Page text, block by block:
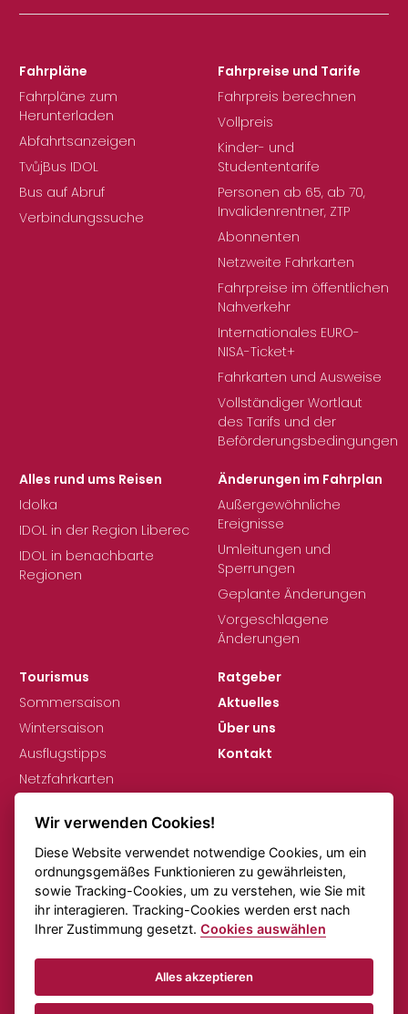
Fahrpläne
Fahrpläne zum
Herunterladen
Abfahrtsanzeigen
TvůjBus IDOL
Bus auf Abruf
Verbindungssuche
Fahrpreise und Tarife
Fahrpreis berechnen
Vollpreis
Kinder- und
Studententarife
Personen ab 65, ab 70,
Invalidenrentner, ZTP
Abonnenten
Netzweite Fahrkarten
Fahrpreise im öffentlichen
Nahverkehr
Internationales EURO-
NISA-Ticket+
Fahrkarten und Ausweise
Vollständiger Wortlaut
des Tarifs und der
Beförderungsbedingungen
Alles rund ums Reisen
Idolka
IDOL in der Region Liberec
IDOL in benachbarte
Regionen
Änderungen im Fahrplan
Außergewöhnliche
Ereignisse
Umleitungen und
Sperrungen
Geplante Änderungen
Vorgeschlagene
Änderungen
Tourismus
Sommersaison
Wintersaison
Ausflugstipps
Netzfahrkarten
Ratgeber
Aktuelles
Über uns
Kontakt
DSGVO
Cookie-Einstellungen
Anmerkungen zu den Fahrplänen
Online-Verkehr
© KORID LK, spol. s r.o., Alle Rechte vorbehalten.
Wir verwenden Cookies!
Diese Website verwendet notwendige Cookies, um ein
ordnungsgemäßes Funktionieren zu gewährleisten,
sowie Tracking-Cookies, um zu verstehen, wie Sie mit
ihr interagieren. Tracking-Cookies werden erst nach
Ihrer Zustimmung gesetzt.Cookies auswählen
Alles akzeptieren